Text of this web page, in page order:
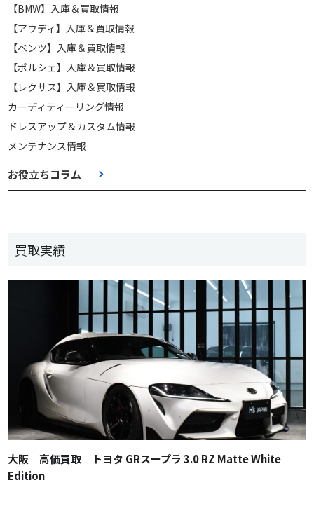
【BMW】入庫＆買取情報
【アウディ】入庫＆買取情報
【ベンツ】入庫＆買取情報
【ポルシェ】入庫＆買取情報
【レクサス】入庫＆買取情報
カーディティーリング情報
ドレスアップ＆カスタム情報
メンテナンス情報
お役立ちコラム
買取実績
大阪 高価買取 トヨタ GRスープラ 3.0 RZ Matte White
Edition